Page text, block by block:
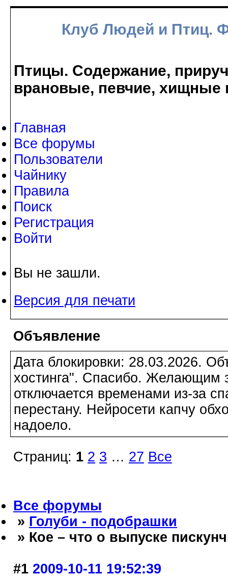
Клуб Людей и Птиц.
Птицы. Содержание,
врановые, певчие, хищные
Главная
Все форумы
Пользователи
Чайнику
Правила
Поиск
Регистрация
Войти
Вы не зашли.
Версия для печати
Объявление
Дата блокировки: 28.03.2026.
хостинга". Спасибо. Желающим
отключается временами из-за
перестану. Нейросети капчу
надоело.
Страниц: 1 2 3 … 27 Все
Все форумы
» Голуби - подобрашки
» Кое – что о выпуске
#1 2009-10-11 19:52:39